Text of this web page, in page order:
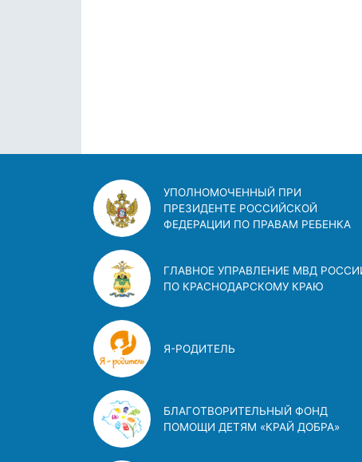
УПОЛНОМОЧЕННЫЙ ПРИ
ПРЕЗИДЕНТЕ РОССИЙСКОЙ
ФЕДЕРАЦИИ ПО ПРАВАМ РЕБЕНКА
ГЛАВНОЕ УПРАВЛЕНИЕ МВД
ПО КРАСНОДАРСКОМУ КРАЮ
Я-РОДИТЕЛЬ
БЛАГОТВОРИТЕЛЬНЫЙ ФОНД
ПОМОЩИ ДЕТЯМ «КРАЙ ДОБРА»